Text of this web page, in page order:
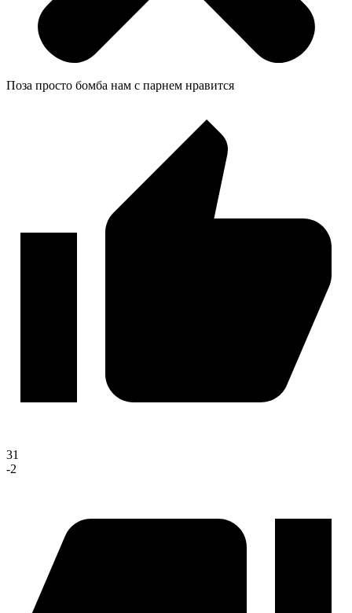
Поза просто бомба нам с парнем нравится
31
-2